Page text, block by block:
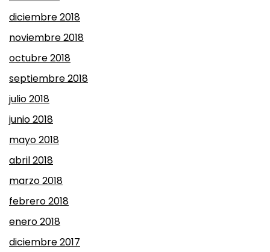
diciembre 2018
noviembre 2018
octubre 2018
septiembre 2018
julio 2018
junio 2018
mayo 2018
abril 2018
marzo 2018
febrero 2018
enero 2018
diciembre 2017